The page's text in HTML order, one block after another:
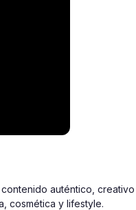
auténtico,
cosmética y lifestyle.